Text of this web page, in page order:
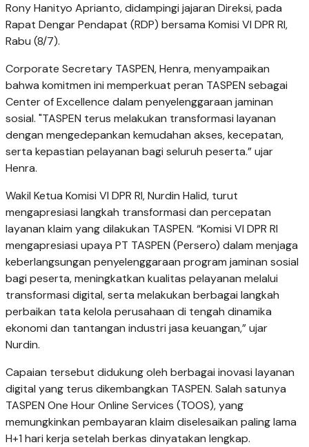
Rony Hanityo Aprianto, didampingi jajaran Direksi, pada
Rapat Dengar Pendapat (RDP) bersama Komisi VI DPR RI,
Rabu (8/7).
Corporate Secretary TASPEN, Henra, menyampaikan
bahwa komitmen ini memperkuat peran TASPEN sebagai
Center of Excellence dalam penyelenggaraan jaminan
sosial. "TASPEN terus melakukan transformasi layanan
dengan mengedepankan kemudahan akses, kecepatan,
serta kepastian pelayanan bagi seluruh peserta.” ujar
Henra.
Wakil Ketua Komisi VI DPR RI, Nurdin Halid, turut
mengapresiasi langkah transformasi dan percepatan
layanan klaim yang dilakukan TASPEN. “Komisi VI DPR RI
mengapresiasi upaya PT TASPEN (Persero) dalam menjaga
keberlangsungan penyelenggaraan program jaminan sosial
bagi peserta, meningkatkan kualitas pelayanan melalui
transformasi digital, serta melakukan berbagai langkah
perbaikan tata kelola perusahaan di tengah dinamika
ekonomi dan tantangan industri jasa keuangan,” ujar
Nurdin.
Capaian tersebut didukung oleh berbagai inovasi layanan
digital yang terus dikembangkan TASPEN. Salah satunya
TASPEN One Hour Online Services (TOOS), yang
memungkinkan pembayaran klaim diselesaikan paling lama
H+1 hari kerja setelah berkas dinyatakan lengkap.